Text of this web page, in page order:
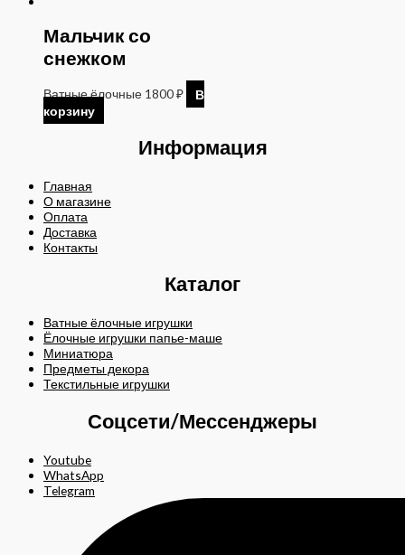
Мальчик со
снежком
Ватные ёлочные 1800₽
В
корзину
Информация
Главная
О магазине
Оплата
Доставка
Контакты
Каталог
Ватные ёлочные игрушки
Ёлочные игрушки папье-маше
Миниатюра
Предметы декора
Текстильные игрушки
Соцсети/Мессенджеры
Youtube
WhatsApp
Telegram